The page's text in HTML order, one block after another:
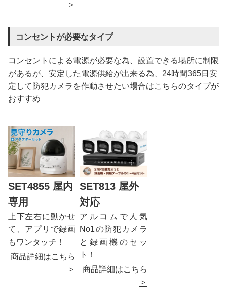
＞
コンセントが必要なタイプ
コンセントによる電源が必要な為、設置できる場所に制限
があるが、安定した電源供給が出来る為、24時間365日安
定して防犯カメラを作動させたい場合はこちらのタイプが
おすすめ
SET4855 屋内
専用
上下左右に動かせ
て、アプリで録画
もワンタッチ！
商品詳細はこちら
＞
SET813 屋外
対応
アルコムで人気
No1の防犯カメラ
と録画機のセッ
ト！
商品詳細はこちら
＞